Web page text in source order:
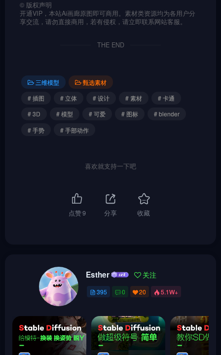
© 版权声明
开通VIP，本站Ai画廊原图即可商用。素材类资源均为各用户分
享交流，请勿直接商用，若有侵权，请立即联系网站客服。
THE END
三维模型
甄选素材
# 插图
# 立体 # 设计 # 素材
# 卡通
# 3D
# 模型 # 可爱 # 图标
# blender
# 手势
# 手部动作
喜欢就支持一下吧
点赞9 分享 收藏
Esther 关注
395 0 20 5.1W+